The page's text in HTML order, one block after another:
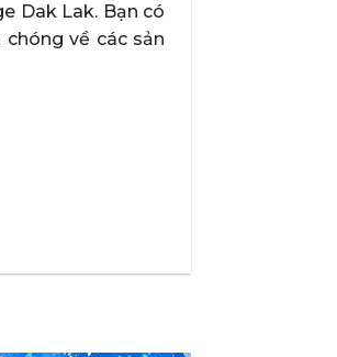
Dak Lak. Bạn có
về các sản